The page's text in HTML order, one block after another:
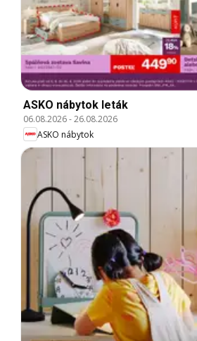
ASKO nábytok leták
06.08.2026-26.08.2026
ASKO nábytok